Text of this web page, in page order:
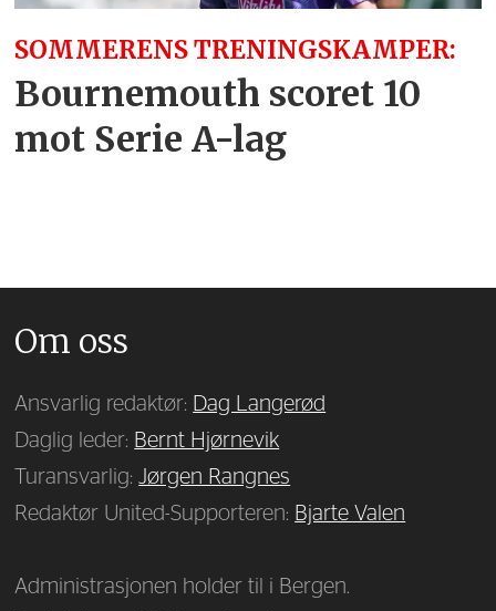
SOMMERENS TRENINGSKAMPER:
Bournemouth scoret 10
mot Serie A-lag
Om oss
Ansvarlig redaktør: Dag Langerød
Daglig leder: Bernt Hjørnevik
Turansvarlig:Jørgen Rangnes
Redaktør United-Supporteren: Bjarte Valen
Administrasjonen holder til i Bergen.